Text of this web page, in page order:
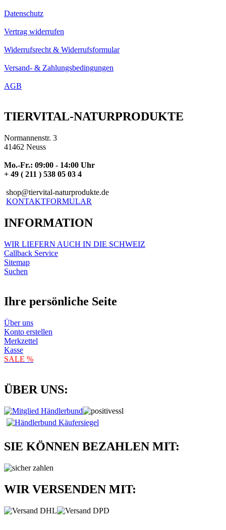
Datenschutz
Vertrag widerrufen
Widerrufsrecht & Widerrufsformular
Versand- & Zahlungsbedingungen
AGB
TIERVITAL-NATURPRODUKTE
Normannenstr. 3
41462 Neuss
Mo.-Fr.: 09:00 - 14:00 Uhr
+ 49 ( 211 ) 538 05 03 4
shop@tiervital-naturprodukte.de
KONTAKTFORMULAR
INFORMATION
WIR LIEFERN AUCH IN DIE SCHWEIZ
Callback Service
Sitemap
Suchen
Ihre persönliche Seite
Über uns
Konto erstellen
Merkzettel
Kasse
SALE %
ÜBER UNS:
SIE KÖNNEN BEZAHLEN MIT:
WIR VERSENDEN MIT: